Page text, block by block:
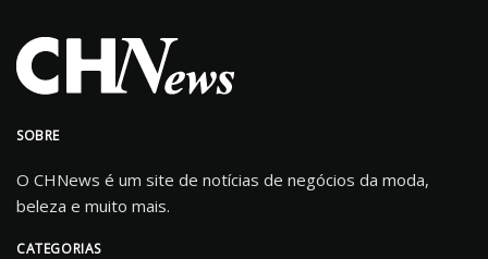
SOBRE
O CHNews é um site de notícias de negócios da moda,
beleza e muito mais.
CATEGORIAS